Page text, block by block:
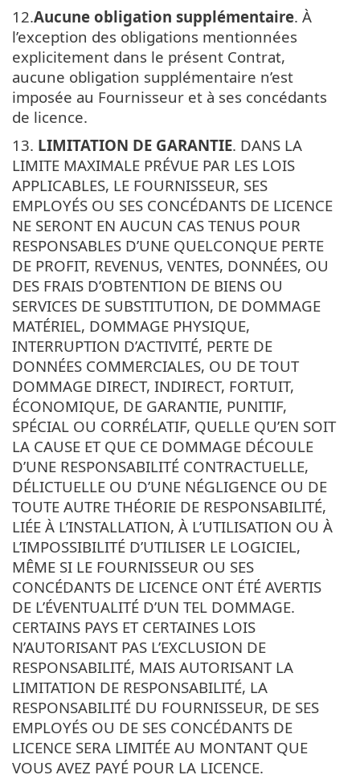
12.Aucune obligation supplémentaire. À
l’exception des obligations mentionnées
explicitement dans le présent Contrat,
aucune obligation supplémentaire n’est
imposée au Fournisseur et à ses concédants
de licence.
13. LIMITATION DE GARANTIE. DANS LA
LIMITE MAXIMALE PRÉVUE PAR LES LOIS
APPLICABLES, LE FOURNISSEUR, SES
EMPLOYÉS OU SES CONCÉDANTS DE LICENCE
NE SERONT EN AUCUN CAS TENUS POUR
RESPONSABLES D’UNE QUELCONQUE PERTE
DE PROFIT, REVENUS, VENTES, DONNÉES, OU
DES FRAIS D’OBTENTION DE BIENS OU
SERVICES DE SUBSTITUTION, DE DOMMAGE
MATÉRIEL, DOMMAGE PHYSIQUE,
INTERRUPTION D’ACTIVITÉ, PERTE DE
DONNÉES COMMERCIALES, OU DE TOUT
DOMMAGE DIRECT, INDIRECT, FORTUIT,
ÉCONOMIQUE, DE GARANTIE, PUNITIF,
SPÉCIAL OU CORRÉLATIF, QUELLE QU’EN SOIT
LA CAUSE ET QUE CE DOMMAGE DÉCOULE
D’UNE RESPONSABILITÉ CONTRACTUELLE,
DÉLICTUELLE OU D’UNE NÉGLIGENCE OU DE
TOUTE AUTRE THÉORIE DE RESPONSABILITÉ,
LIÉE À L’INSTALLATION, À L’UTILISATION OU À
L’IMPOSSIBILITÉ D’UTILISER LE LOGICIEL,
MÊME SI LE FOURNISSEUR OU SES
CONCÉDANTS DE LICENCE ONT ÉTÉ AVERTIS
DE L’ÉVENTUALITÉ D’UN TEL DOMMAGE.
CERTAINS PAYS ET CERTAINES LOIS
N’AUTORISANT PAS L’EXCLUSION DE
RESPONSABILITÉ, MAIS AUTORISANT LA
LIMITATION DE RESPONSABILITÉ, LA
RESPONSABILITÉ DU FOURNISSEUR, DE SES
EMPLOYÉS OU DE SES CONCÉDANTS DE
LICENCE SERA LIMITÉE AU MONTANT QUE
VOUS AVEZ PAYÉ POUR LA LICENCE.